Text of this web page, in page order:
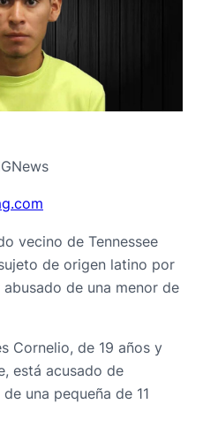
vecino de Tennessee
de origen latino por
de una menor de
Cornelio, de 19 años y
está acusado de
una pequeña de 11